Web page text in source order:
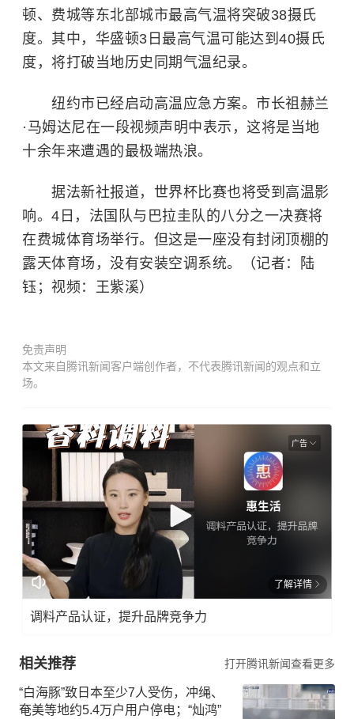
顿、费城等东北部城市最高气温将突破38摄氏
度。其中，华盛顿3日最高气温可能达到40摄氏
度，将打破当地历史同期气温纪录。
纽约市已经启动高温应急方案。市长祖赫兰
·马姆达尼在一段视频声明中表示，这将是当地
十余年来遭遇的最极端热浪。
据法新社报道，世界杯比赛也将受到高温影
响。4日，法国队与巴拉圭队的八分之一决赛将
在费城体育场举行。但这是一座没有封闭顶棚的
露天体育场，没有安装空调系统。（记者：陆
钰；视频：王紫溪）
免责声明
本文来自腾讯新闻客户端创作者，不代表腾讯新闻的观点和立
场。
广告
了解详情
调料产品认证，提升品牌竞争力
相关推荐 打开腾讯新闻查看更多
“白海豚”致日本至少7人受伤，冲绳、
奄美等地约5.4万户用户停电；“灿鸿”